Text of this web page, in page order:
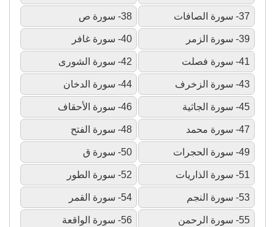
37- سورة الصافات 38- سورة ص
39- سورة الزمر 40- سورة غافر
41- سورة فصلت 42- سورة الشورى
43- سورة الزخرف 44- سورة الدخان
45- سورة الجاثية 46- سورة الأحقاف
47- سورة محمد 48- سورة الفتح
49- سورة الحجرات 50- سورة ق
51- سورة الذاريات 52- سورة الطور
53- سورة النجم 54- سورة القمر
55- سورة الرحمن 56- سورة الواقعة